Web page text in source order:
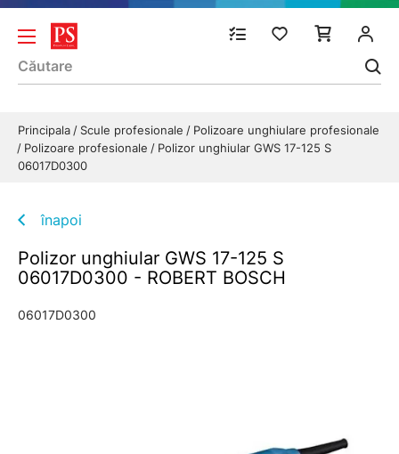
Principala Scule profesionale
Polizoare unghiulare profesionale
Polizoare profesionale
Polizor unghiular GWS 17-125 S
06017D0300
înapoi
Polizor unghiular GWS 17-125 S
06017D0300 - ROBERT BOSCH
06017D0300